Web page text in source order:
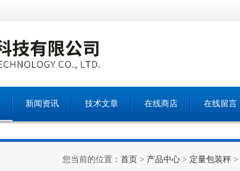
新闻资讯 技术文章 在线商店 在线留言
您当前的位置： 首页 > 产品中心 > 定量包装秤 >